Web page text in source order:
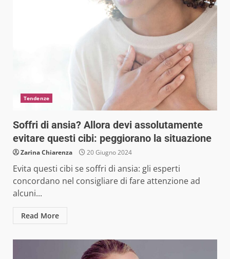
Tendenze
Soffri di ansia? Allora devi assolutamente
evitare questi cibi: peggiorano la situazione
Zarina Chiarenza 20 Giugno 2024
Evita questi cibi se soffri di ansia: gli esperti
concordano nel consigliare di fare attenzione ad
alcuni...
Read More